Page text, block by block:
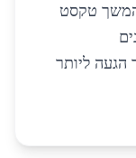
טקסט
ותחזיות לשנת 2026 עד הגעה ליותר